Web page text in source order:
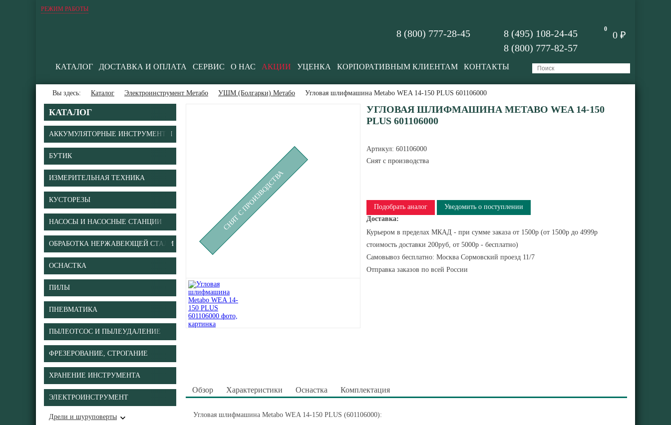
РЕЖИМ РАБОТЫ
0
0 ₽
8 (495) 108-24-45
8 (800) 777-82-57
8 (800) 777-28-45
КАТАЛОГ ДОСТАВКА И ОПЛАТА СЕРВИС О НАС АКЦИИ УЦЕНКА КОРПОРАТИВНЫМ КЛИЕНТАМ КОНТАКТЫ
Вы здесь: Каталог Электроинструмент Метабо УШМ (Болгарки) Метабо Угловая шлифмашина Metabo WEA 14-150 PLUS 601106000
КАТАЛОГ
АККУМУЛЯТОРНЫЕ ИНСТРУМЕНТЫ
БУТИК
ИЗМЕРИТЕЛЬНАЯ ТЕХНИКА
КУСТОРЕЗЫ
НАСОСЫ И НАСОСНЫЕ СТАНЦИИ
ОБРАБОТКА НЕРЖАВЕЮЩЕЙ СТАЛИ
ОСНАСТКА
ПИЛЫ
ПНЕВМАТИКА
ПЫЛЕОТСОС И ПЫЛЕУДАЛЕНИЕ
ФРЕЗЕРОВАНИЕ, СТРОГАНИЕ
ХРАНЕНИЕ ИНСТРУМЕНТА
ЭЛЕКТРОИНСТРУМЕНТ
Дрели и шуруповерты
СНЯТ С ПРОИЗВОДСТВА
УГЛОВАЯ ШЛИФМАШИНА METABO WEA 14-150
PLUS 601106000
Артикул: 601106000
Снят с производства
Подобрать аналог
Уведомить о поступлении
Доставка:
Курьером в пределах МКАД - при сумме заказа от 1500р (от 1500р до 4999р
стоимость доставки 200руб, от 5000р - бесплатно)
Самовывоз бесплатно: Москва Сормовский проезд 11/7
Отправка заказов по всей России
Обзор Характеристики Оснастка Комплектация
Угловая шлифмашина Metabo WEA 14-150 PLUS (601106000):